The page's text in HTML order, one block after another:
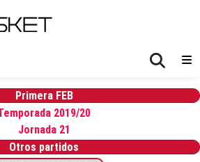
Primera FEB
2019/20
Jornada 21
Otros partidos